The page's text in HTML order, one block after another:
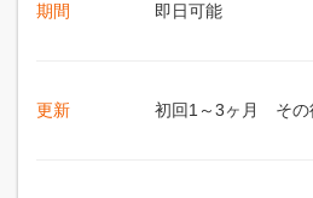
期間 即日可能
更新 初回1～3ヶ月 その